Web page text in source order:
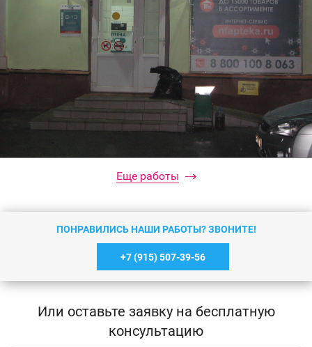
Подробнее
Подробнее
Еще работы
ПОНРАВИЛИСЬ НАШИ РАБОТЫ? ЗВОНИТЕ!
+7 (915) 507-39-56
Или оставьте заявку на бесплатную
консультацию